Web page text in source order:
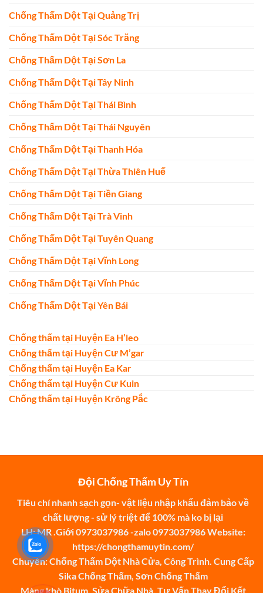
Chống Thấm Dột Tại Quảng Trị
Chống Thấm Dột Tại Sóc Trăng
Chống Thấm Dột Tại Sơn La
Chống Thấm Dột Tại Tây Ninh
Chống Thấm Dột Tại Thái Bình
Chống Thấm Dột Tại Thái Nguyên
Chống Thấm Dột Tại Thanh Hóa
Chống Thấm Dột Tại Thừa Thiên Huế
Chống Thấm Dột Tại Tiền Giang
Chống Thấm Dột Tại Trà Vinh
Chống Thấm Dột Tại Tuyên Quang
Chống Thấm Dột Tại Vĩnh Long
Chống Thấm Dột Tại Vĩnh Phúc
Chống Thấm Dột Tại Yên Bái
Chống thấm tại Huyện Ea H’leo
Chống thấm tại Huyện Cư M’gar
Chống thấm tại Huyện Ea Kar
Chống thấm tại Huyện Cư Kuin
Chống thấm tại Huyện Krông Pắc
Đội Chống Thấm Uy Tín
Tiêu chí nhanh sạch gọn- vật liệu nhập khẩu đảm bảo về
chất lượng - sử lý triệt để 100% mà ko bị lại
LH: MR .Giới 0973037986 -zalo 0973037986 Website:
https://chongthamuytin.com/
Chuyên: Chống Thấm Dột Nhà Cửa, Công Trình. Cung Cấp
Sika Chống Thấm, Sơn Chống Thấm
Màng khò Bitum, Sửa Chữa Nhà, Tư Vấn Thay Đổi Kết